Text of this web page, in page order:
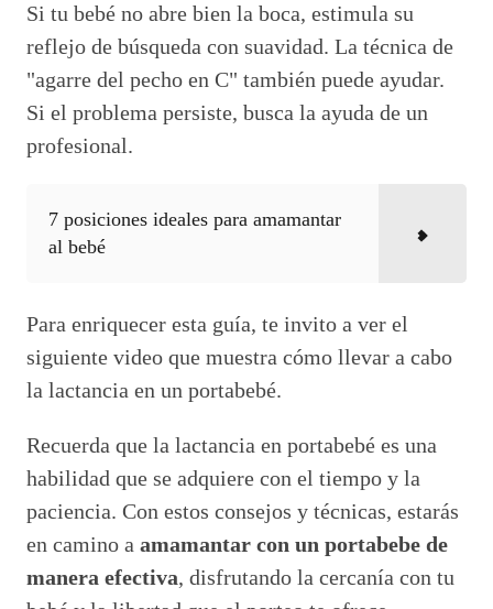
Si tu bebé no abre bien la boca, estimula su
reflejo de búsqueda con suavidad. La técnica de
"agarre del pecho en C" también puede ayudar.
Si el problema persiste, busca la ayuda de un
profesional.
7 posiciones ideales para amamantar
al bebé
Para enriquecer esta guía, te invito a ver el
siguiente video que muestra cómo llevar a cabo
la lactancia en un portabebé.
Recuerda que la lactancia en portabebé es una
habilidad que se adquiere con el tiempo y la
paciencia. Con estos consejos y técnicas, estarás
en camino a amamantar con un portabebe de
manera efectiva, disfrutando la cercanía con tu